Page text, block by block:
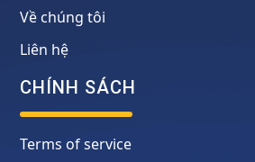
Về chúng tôi
Liên hệ
CHÍNH SÁCH
Terms of service